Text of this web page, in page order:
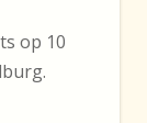
op 10